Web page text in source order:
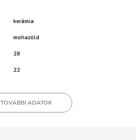
kerámia
mohazöld
28
22
TOVÁBBI ADATOK